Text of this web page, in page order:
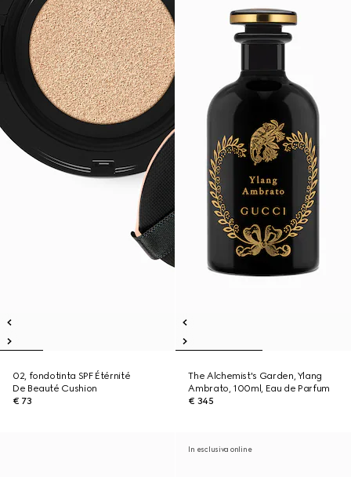
02, fondotinta SPF Étérnité
De Beauté Cushion
€ 73
The Alchemist's Garden, Ylang
Ambrato, 100ml, Eau de Parfum
€ 345
In esclusiva online